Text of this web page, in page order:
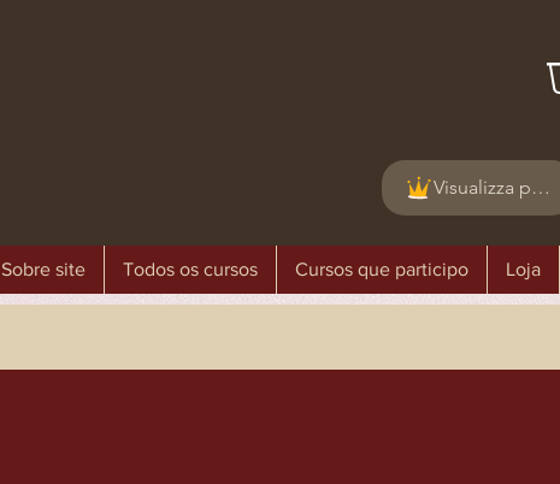
Visualizza punti
Sobre site Todos os cursos Cursos que participo Loja